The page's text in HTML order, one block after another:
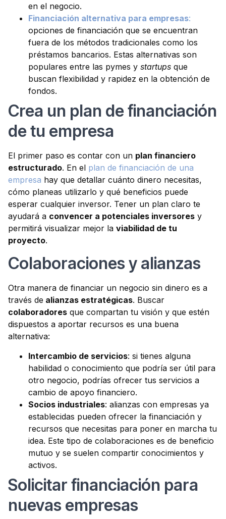
en el negocio.
Financiación alternativa para empresas:
opciones de financiación que se encuentran
fuera de los métodos tradicionales como los
préstamos bancarios. Estas alternativas son
populares entre las pymes y startups que
buscan flexibilidad y rapidez en la obtención de
fondos.
Crea un plan de financiación
de tu empresa
El primer paso es contar con un plan financiero
estructurado. En el plan de financiación de una
empresa hay que detallar cuánto dinero necesitas,
cómo planeas utilizarlo y qué beneficios puede
esperar cualquier inversor. Tener un plan claro te
ayudará a convencer a potenciales inversores y
permitirá visualizar mejor la viabilidad de tu
proyecto.
Colaboraciones y alianzas
Otra manera de financiar un negocio sin dinero es a
través de alianzas estratégicas. Buscar
colaboradores que compartan tu visión y que estén
dispuestos a aportar recursos es una buena
alternativa:
Intercambio de servicios: si tienes alguna
habilidad o conocimiento que podría ser útil para
otro negocio, podrías ofrecer tus servicios a
cambio de apoyo financiero.
Socios industriales: alianzas con empresas ya
establecidas pueden ofrecer la financiación y
recursos que necesitas para poner en marcha tu
idea. Este tipo de colaboraciones es de beneficio
mutuo y se suelen compartir conocimientos y
activos.
Solicitar financiación para
nuevas empresas